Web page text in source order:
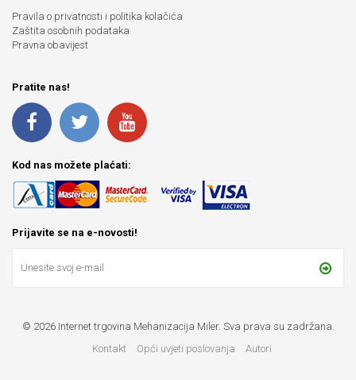
Pravila o privatnosti i politika kolačića
Zaštita osobnih podataka
Pravna obavijest
Pratite nas!
Kod nas možete plaćati:
Prijavite se na e-novosti!
© 2026 Internet trgovina Mehanizacija Miler. Sva prava su zadržana.
Kontakt
Opći uvjeti poslovanja Autori